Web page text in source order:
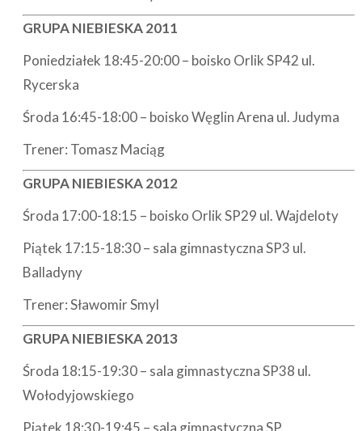
GRUPA NIEBIESKA 2011
Poniedziałek 18:45-20:00 – boisko Orlik SP42 ul.
Rycerska
Środa 16:45-18:00 – boisko Węglin Arena ul. Judyma
Trener: Tomasz Maciąg
GRUPA NIEBIESKA 2012
Środa 17:00-18:15 – boisko Orlik SP29 ul. Wajdeloty
Piątek 17:15-18:30 – sala gimnastyczna SP3 ul.
Balladyny
Trener: Sławomir Smyl
GRUPA NIEBIESKA 2013
Środa 18:15-19:30 – sala gimnastyczna SP38 ul.
Wołodyjowskiego
Piątek 18:30-19:45 – sala gimnastyczna SP